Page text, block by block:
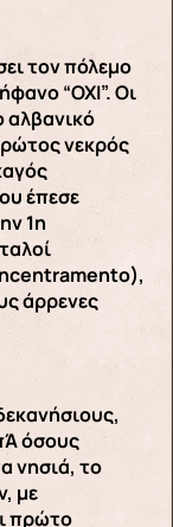
τον πόλεμο
“ΟΧΙ”. Οι
αλβανικό
νεκρός
έπεσε
1η
άρρενες
όσους
νησιά, το
με
πρώτο